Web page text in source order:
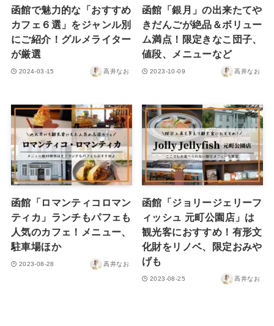
函館で魅力的な「おすすめ
カフェ６選」をジャンル別
にご紹介！グルメライター
が厳選
2024-03-15 高井なお
函館「銀月」の出来たてや
きだんごが絶品＆ボリュー
ム満点！限定きなこ団子、
値段、メニューなど
2023-10-09 高井なお
函館「ロマンティコロマン
ティカ」ランチもパフェも
人気のカフェ！メニュー、
駐車場ほか
2023-08-28 高井なお
函館「ジョリージェリーフ
ィッシュ 元町公園店」は
観光客におすすめ！有形文
化財をリノベ、限定おみや
げも
2023-08-25 高井なお